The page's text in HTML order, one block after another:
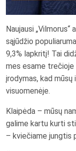
Naujausi
sąjūdžio
9,3% lapkritį! Tai
mes esame trečioje
įrodymas, kad
visuomenėje.
Klaipėda – mūsų
galime kartu kurti
– kviečiame jungtis